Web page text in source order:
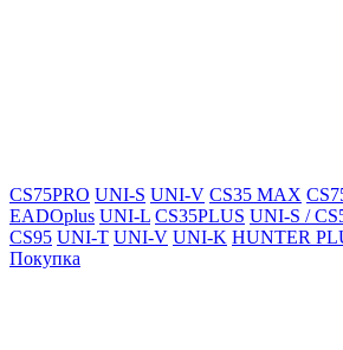
CS75PRO UNI-S UNI-V CS35 MAX
EADOplus UNI-L CS35PLUS UNI-S /
CS95 UNI-T UNI-V UNI-K HUNTER
Покупка